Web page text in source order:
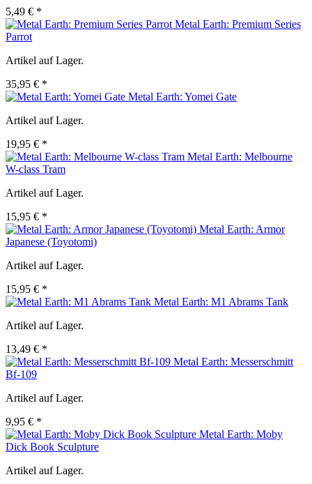
5,49 € *
Metal Earth: Premium Series
Parrot
Artikel auf Lager.
35,95 € *
Metal Earth: Yomei Gate
Artikel auf Lager.
19,95 € *
Metal Earth: Melbourne
W-class Tram
Artikel auf Lager.
15,95 € *
Metal Earth: Armor
Japanese (Toyotomi)
Artikel auf Lager.
15,95 € *
Metal Earth: M1 Abrams Tank
Artikel auf Lager.
13,49 € *
Metal Earth: Messerschmitt
Bf-109
Artikel auf Lager.
9,95 € *
Metal Earth: Moby
Dick Book Sculpture
Artikel auf Lager.